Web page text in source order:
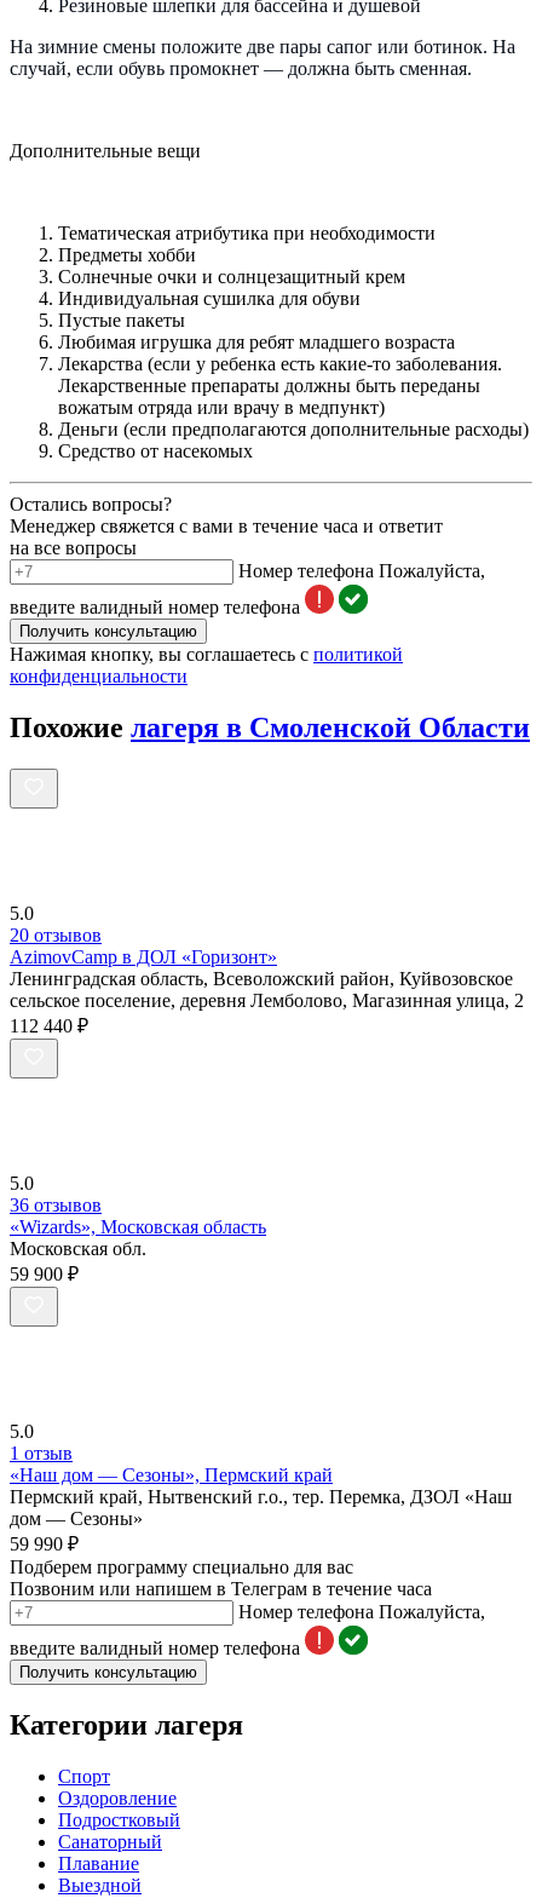
Резиновые шлепки для бассейна и душевой
На зимние смены положите две пары сапог или ботинок. На
случай, если обувь промокнет — должна быть сменная.
Дополнительные вещи
Тематическая атрибутика при необходимости
Предметы хобби
Солнечные очки и солнцезащитный крем
Индивидуальная сушилка для обуви
Пустые пакеты
Любимая игрушка для ребят младшего возраста
Лекарства (если у ребенка есть какие-то заболевания.
Лекарственные препараты должны быть переданы
вожатым отряда или врачу в медпункт)
Деньги (если предполагаются дополнительные расходы)
Средство от насекомых
Остались вопросы?
Менеджер свяжется с вами в течение часа и ответит
на все вопросы
Номер телефона Пожалуйста,
введите валидный номер телефона
Получить консультацию
Нажимая кнопку, вы соглашаетесь с политикой
конфиденциальности
Похожие лагеря в Смоленской Области
5.0
20 отзывов
AzimovCamp в ДОЛ «Горизонт»
Ленинградская область, Всеволожский район, Куйвозовское
сельское поселение, деревня Лемболово, Магазинная улица, 2
112 440 ₽
5.0
36 отзывов
«Wizards», Московская область
Московская обл.
59 900 ₽
5.0
1 отзыв
«Наш дом — Сезоны», Пермский край
Пермский край, Нытвенский г.о., тер. Перемка, ДЗОЛ «Наш
дом — Сезоны»
59 990 ₽
Подберем программу специально для вас
Позвоним или напишем в Телеграм в течение часа
Номер телефона Пожалуйста,
введите валидный номер телефона
Получить консультацию
Категории лагеря
Спорт
Оздоровление
Подростковый
Санаторный
Плавание
Выездной